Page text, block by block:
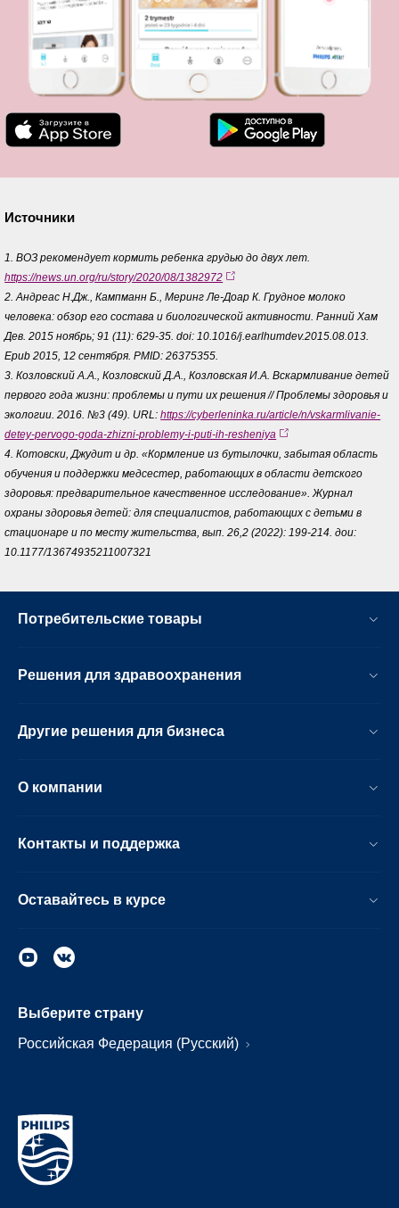
Источники
1. ВОЗ рекомендует кормить ребенка грудью до двух лет.
https://news.un.org/ru/story/2020/08/1382972
2. Андреас Н.Дж., Кампманн Б., Меринг Ле-Доар К. Грудное молоко
человека: обзор его состава и биологической активности. Ранний Хам
Дев. 2015 ноябрь; 91 (11): 629-35. doi: 10.1016/j.earlhumdev.2015.08.013.
Epub 2015, 12 сентября. PMID: 26375355.
3. Козловский А.А., Козловский Д.А., Козловская И.А. Вскармливание детей
первого года жизни: проблемы и пути их решения // Проблемы здоровья и
экологии. 2016. №3 (49). URL:https://cyberleninka.ru/article/n/vskarmlivanie-
detey-pervogo-goda-zhizni-problemy-i-puti-ih-resheniya
4. Котовски, Джудит и др. «Кормление из бутылочки, забытая область
обучения и поддержки медсестер, работающих в области детского
здоровья: предварительное качественное исследование». Журнал
охраны здоровья детей: для специалистов, работающих с детьми в
стационаре и по месту жительства, вып. 26,2 (2022): 199-214. дои:
10.1177/13674935211007321
Потребительские товары
Решения для здравоохранения
Другие решения для бизнеса
О компании
Контакты и поддержка
Оставайтесь в курсе
Выберите страну
Российская Федерация (Русский)